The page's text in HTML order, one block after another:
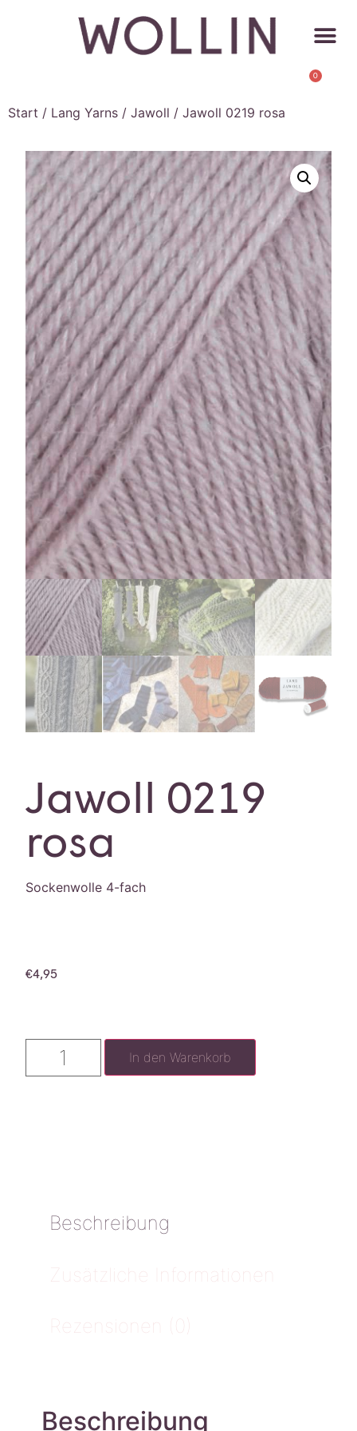
0
Start / Lang Yarns / Jawoll / Jawoll 0219 rosa
Jawoll 0219
rosa
Sockenwolle 4-fach
€4,95
In den Warenkorb
Beschreibung
Zusätzliche Informationen
Rezensionen (0)
Beschreibung